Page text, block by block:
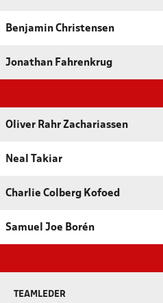
Benjamin Christensen
Jonathan Fahrenkrug
Oliver Rahr Zachariassen
Neal Takiar
Charlie Colberg Kofoed
Samuel Joe Borén
TEAMLEDER